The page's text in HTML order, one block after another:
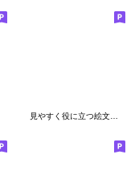
見やすく役に立つ絵文字（カラフル☆）